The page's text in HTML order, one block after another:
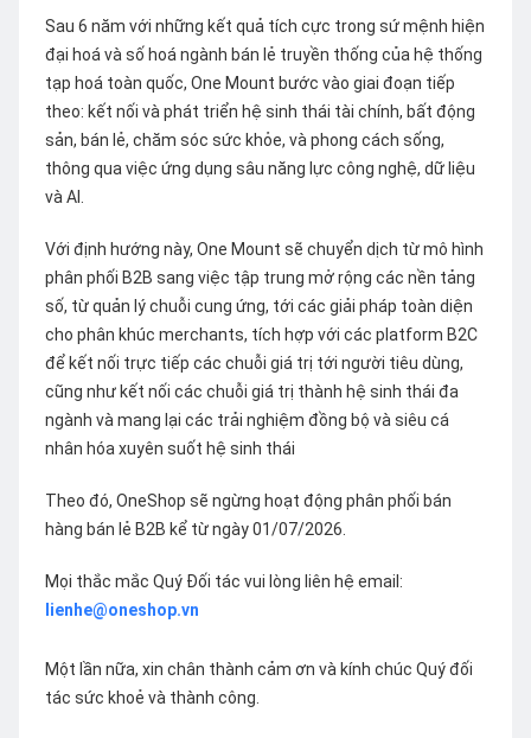
Sau 6 năm với những kết quả tích cực trong sứ mệnh hiện
đại hoá và số hoá ngành bán lẻ truyền thống của hệ thống
tạp hoá toàn quốc, One Mount bước vào giai đoạn tiếp
theo: kết nối và phát triển hệ sinh thái tài chính, bất động
sản, bán lẻ, chăm sóc sức khỏe, và phong cách sống,
thông qua việc ứng dụng sâu năng lực công nghệ, dữ liệu
và AI.
Với định hướng này, One Mount sẽ chuyển dịch từ mô hình
phân phối B2B sang việc tập trung mở rộng các nền tảng
số, từ quản lý chuỗi cung ứng, tới các giải pháp toàn diện
cho phân khúc merchants, tích hợp với các platform B2C
để kết nối trực tiếp các chuỗi giá trị tới người tiêu dùng,
cũng như kết nối các chuỗi giá trị thành hệ sinh thái đa
ngành và mang lại các trải nghiệm đồng bộ và siêu cá
nhân hóa xuyên suốt hệ sinh thái
Theo đó, OneShop sẽ ngừng hoạt động phân phối bán
hàng bán lẻ B2B kể từ ngày 01/07/2026.
Mọi thắc mắc Quý Đối tác vui lòng liên hệ email:
lienhe@oneshop.vn
Một lần nữa, xin chân thành cảm ơn và kính chúc Quý đối
tác sức khoẻ và thành công.